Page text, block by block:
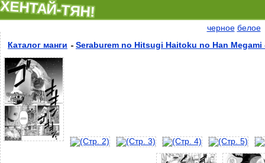
ХЕНТАЙ-ТЯН!
черное белое
Каталог манги
Seraburem no Hitsugi Haitoku no Han Megami